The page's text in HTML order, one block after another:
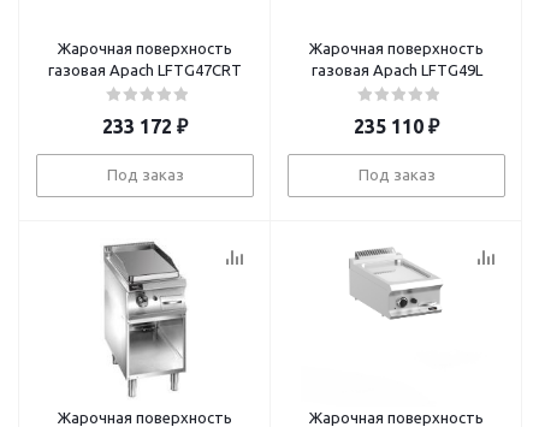
Жарочная поверхность
газовая Apach LFTG47CRT
233 172 ₽
Под заказ
Жарочная поверхность
газовая Apach LFTG49L
235 110 ₽
Под заказ
Жарочная поверхность Жарочная поверхность